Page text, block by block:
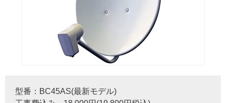
型番：BC45AS(最新モデル)